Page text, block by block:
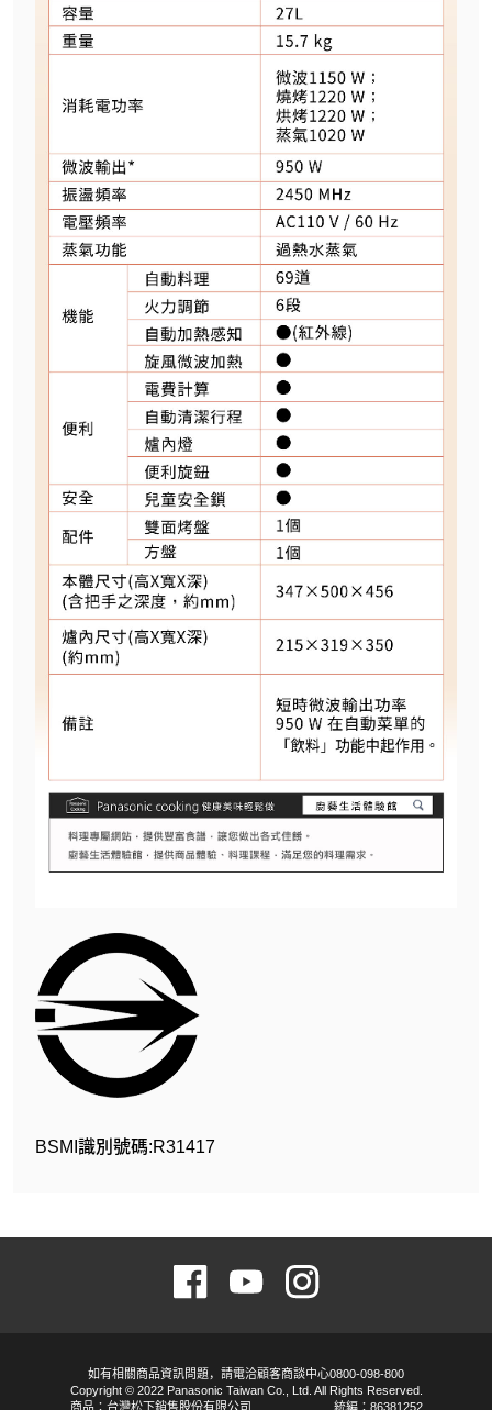
BSMI識別號碼:R31417
如有相關商品資訊問題，請電洽顧客商談中心0800-098-800
Copyright © 2022 Panasonic Taiwan Co., Ltd. All Rights Reserved.
商品：台灣松下銷售股份有限公司
統編：86381252